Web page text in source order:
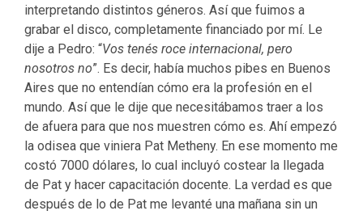
interpretando distintos géneros. Así que fuimos a
grabar el disco, completamente financiado por mí. Le
dije a Pedro: “Vos tenés roce internacional, pero
nosotros no”. Es decir, había muchos pibes en Buenos
Aires que no entendían cómo era la profesión en el
mundo. Así que le dije que necesitábamos traer a los
de afuera para que nos muestren cómo es. Ahí empezó
la odisea que viniera Pat Metheny. En ese momento me
costó 7000 dólares, lo cual incluyó costear la llegada
de Pat y hacer capacitación docente. La verdad es que
después de lo de Pat me levanté una mañana sin un